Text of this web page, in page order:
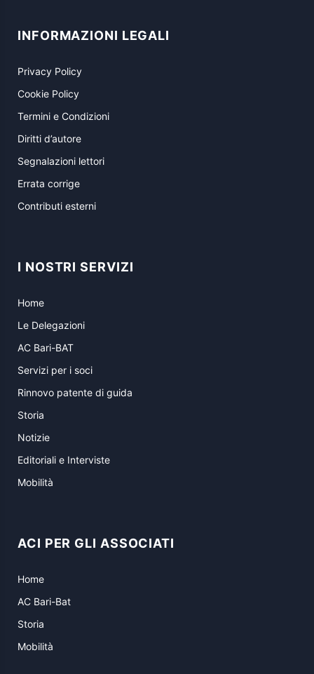
INFORMAZIONI LEGALI
Privacy Policy
Cookie Policy
Termini e Condizioni
Diritti d’autore
Segnalazioni lettori
Errata corrige
Contributi esterni
I NOSTRI SERVIZI
Home
Le Delegazioni
AC Bari-BAT
Servizi per i soci
Rinnovo patente di guida
Storia
Notizie
Editoriali e Interviste
Mobilità
ACI PER GLI ASSOCIATI
Home
AC Bari-Bat
Storia
Mobilità